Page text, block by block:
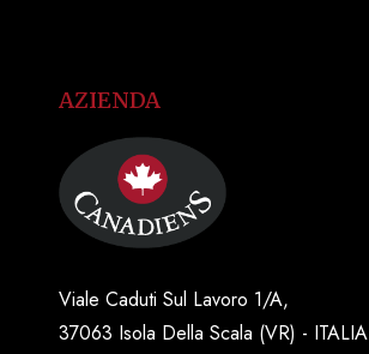
AZIENDA
Viale Caduti Sul Lavoro 1/A,
37063 Isola Della Scala (VR) - ITALIA